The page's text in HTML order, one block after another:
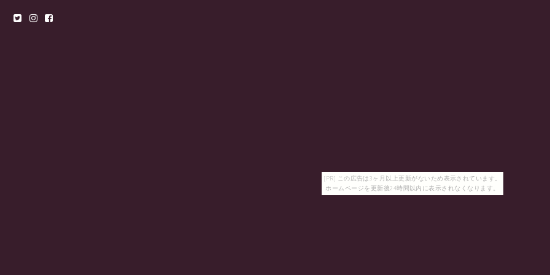
[PR] この広告は3ヶ月以上更新がないため表示されています。
ホームページを更新後24時間以内に表示されなくなります。